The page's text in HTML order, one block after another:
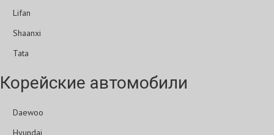
Lifan
Shaanxi
Tata
Корейские автомобили
Daewoo
Hyundai